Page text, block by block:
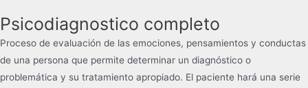
Psicodiagnostico completo
Proceso de evaluación de las emociones, pensamientos y conductas
de una persona que permite determinar un diagnóstico o
problemática y su tratamiento apropiado. El paciente hará una serie